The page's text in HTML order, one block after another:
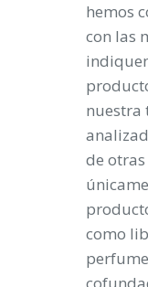
hemos
con las
nuestra
de
como